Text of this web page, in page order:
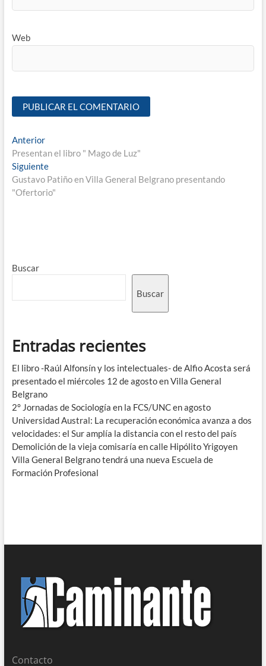
Web
Anterior
Presentan el libro " Mago de Luz"
Siguiente
Gustavo Patiño en Villa General Belgrano presentando
"Ofertorio"
Buscar
Buscar
Entradas recientes
El libro -Raúl Alfonsín y los intelectuales- de Alfio Acosta será
presentado el miércoles 12 de agosto en Villa General
Belgrano
2° Jornadas de Sociología en la FCS/UNC en agosto
Universidad Austral: La recuperación económica avanza a dos
velocidades: el Sur amplía la distancia con el resto del país
Demolición de la vieja comisaría en calle Hipólito Yrigoyen
Villa General Belgrano tendrá una nueva Escuela de
Formación Profesional
Contacto